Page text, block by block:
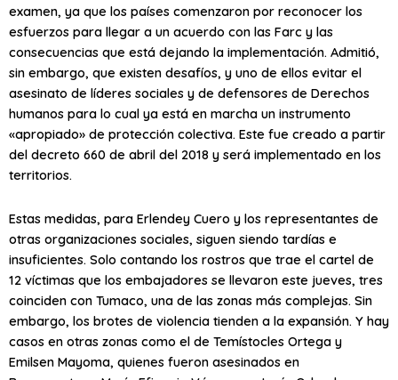
examen, ya que los países comenzaron por reconocer los
esfuerzos para llegar a un acuerdo con las Farc y las
consecuencias que está dejando la implementación. Admitió,
sin embargo, que existen desafíos, y uno de ellos evitar el
asesinato de líderes sociales y de defensores de Derechos
humanos para lo cual ya está en marcha un instrumento
«apropiado» de protección colectiva. Este fue creado a partir
del decreto 660 de abril del 2018 y será implementado en los
territorios.
Estas medidas, para Erlendey Cuero y los representantes de
otras organizaciones sociales, siguen siendo tardías e
insuficientes. Solo contando los rostros que trae el cartel de
12 víctimas que los embajadores se llevaron este jueves, tres
coinciden con Tumaco, una de las zonas más complejas. Sin
embargo, los brotes de violencia tienden a la expansión. Y hay
casos en otras zonas como el de Temístocles Ortega y
Emilsen Mayoma, quienes fueron asesinados en